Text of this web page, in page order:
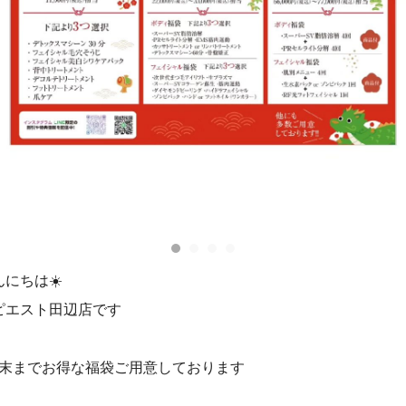
にちは☀️
エスト田辺店です
までお得な福袋ご用意しております